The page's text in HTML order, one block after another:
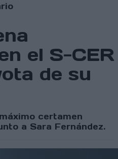
el S-CER
de su
certamen
a Sara Fernández.